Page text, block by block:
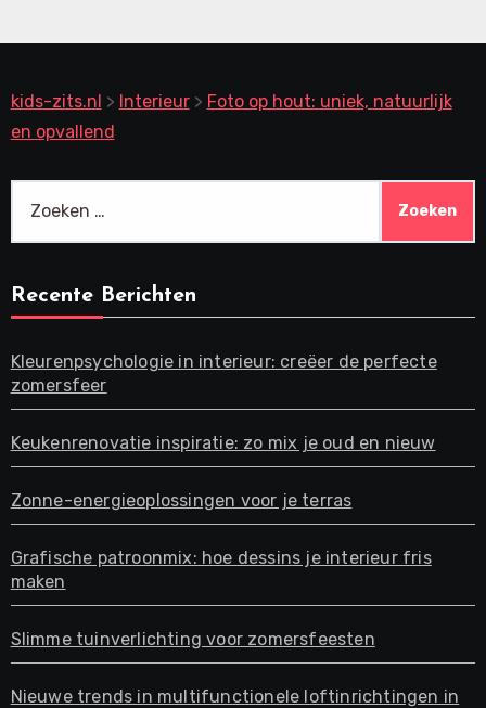
kids-zits.nl > Interieur> Foto op hout: uniek, natuurlijk
en opvallend
naar:
Recente Berichten
Kleurenpsychologie in interieur: creëer de perfecte
zomersfeer
Keukenrenovatie inspiratie: zo mix je oud en nieuw
Zonne-energieoplossingen voor je terras
Grafische patroonmix: hoe dessins je interieur fris
maken
Slimme tuinverlichting voor zomersfeesten
Nieuwe trends in multifunctionele loftinrichtingen in